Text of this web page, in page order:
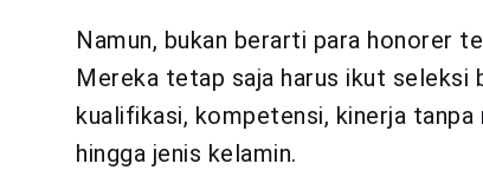
Namun, bukan berarti para honorer
Mereka tetap saja harus ikut seleksi
kualifikasi, kompetensi, kinerja
hingga jenis kelamin.